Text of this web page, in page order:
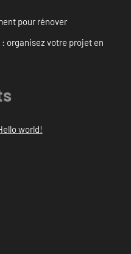
pour rénover
organisez votre projet en
world!